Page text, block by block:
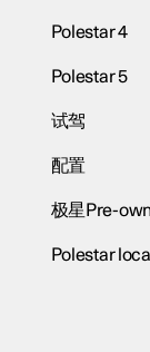
Polestar 4
Polestar 5
试驾
配置
极星Pre-
Polestar